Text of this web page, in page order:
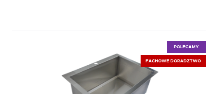
POLECAMY
FACHOWE DORADZTWO